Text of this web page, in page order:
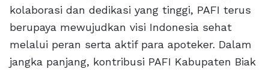
kolaborasi dan dedikasi yang tinggi, PAFI terus
berupaya mewujudkan visi Indonesia sehat
melalui peran serta aktif para apoteker. Dalam
jangka panjang, kontribusi PAFI Kabupaten Biak